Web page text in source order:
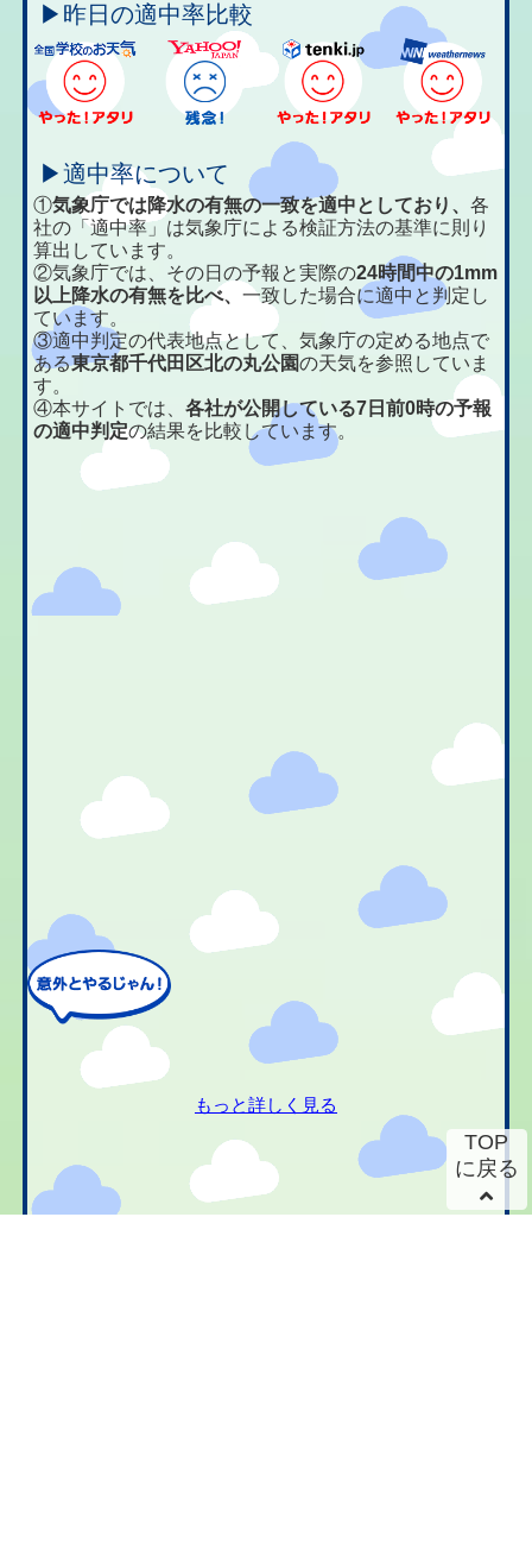
▶昨日の適中率比較
▶適中率について
①気象庁では降水の有無の一致を適中としており、各
社の「適中率」は気象庁による検証方法の基準に則り
算出しています。
②気象庁では、その日の予報と実際の24時間中の1mm
以上降水の有無を比べ、一致した場合に適中と判定し
ています。
③適中判定の代表地点として、気象庁の定める地点で
ある東京都千代田区北の丸公園の天気を参照していま
す。
④本サイトでは、各社が公開している7日前0時の予報
の適中判定の結果を比較しています。
もっと詳しく見る
TOP
に戻る